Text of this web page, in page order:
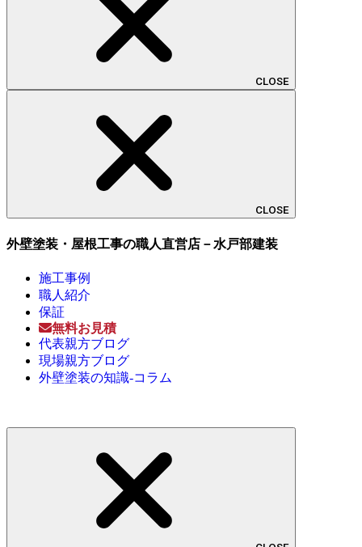
CLOSE
CLOSE
外壁塗装・屋根工事の職人直営店－水戸部建装
施工事例
職人紹介
保証
無料お見積
代表親方ブログ
現場親方ブログ
外壁塗装の知識-コラム